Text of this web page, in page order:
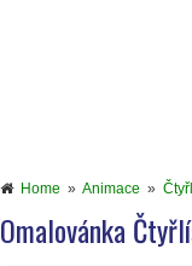
Home » Animace »
Omalovánka